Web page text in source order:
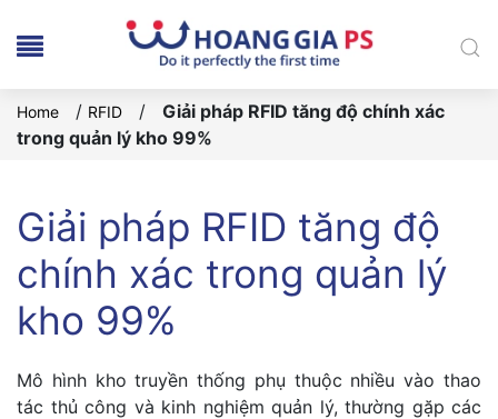
Home / RFID /
Giải pháp RFID tăng độ chính xác
trong quản lý kho 99%
Giải pháp RFID tăng độ
chính xác trong quản lý
kho 99%
Mô hình kho truyền thống phụ thuộc nhiều vào thao
tác thủ công và kinh nghiệm quản lý, thường gặp các